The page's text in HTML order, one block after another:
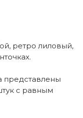
ретро лиловый,
представлены
с равным